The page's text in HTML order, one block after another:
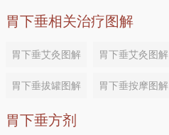
胃下垂相关治疗图解
胃下垂艾灸图解 胃下垂艾灸图解
胃下垂拔罐图解 胃下垂按摩图解
胃下垂方剂